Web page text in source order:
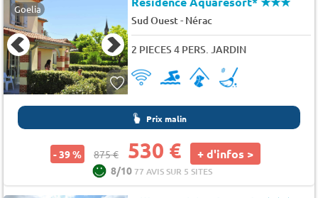
Goelia
Sud Ouest- Nérac
2 PIECES 4 PERS. JARDIN
Prix malin
- 39 % 875 € 530 € + d'infos >
8/1077 AVIS SUR 5 SITES